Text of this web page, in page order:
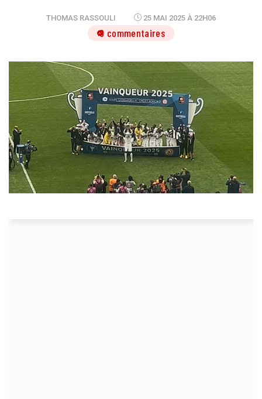
THOMAS RASSOULI 25 MAI 2025 À 22H06
9 commentaires